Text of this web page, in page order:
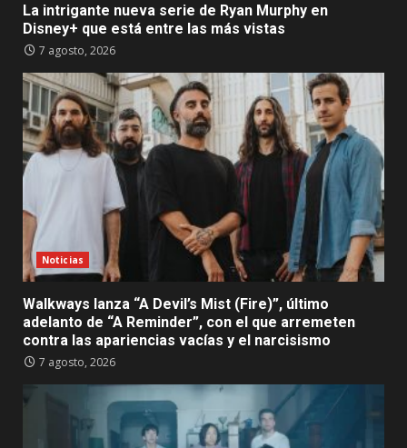
La intrigante nueva serie de Ryan Murphy en
Disney+ que está entre las más vistas
7 agosto, 2026
Noticias
Walkways lanza “A Devil’s Mist (Fire)”, último
adelanto de “A Reminder”, con el que arremeten
contra las apariencias vacías y el narcisismo
7 agosto, 2026